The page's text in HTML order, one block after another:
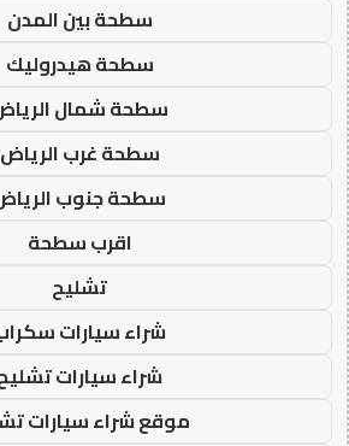
سطحة بين المدن
سطحة هيدروليك
سطحة شمال
سطحة غرب الرياض
سطحة جنوب
اقرب سطحة
تشليح
شراء سيارات
شراء سيارات
موقع شراء سيارات